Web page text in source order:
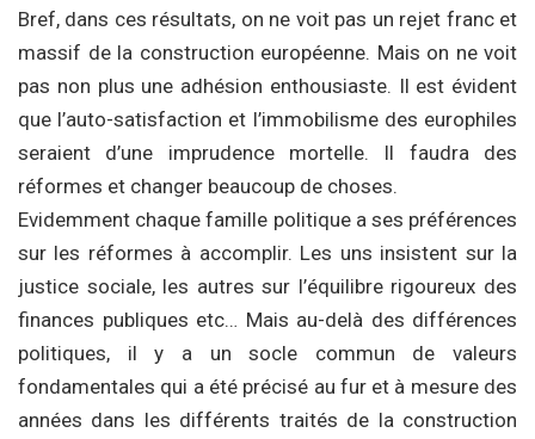
Bref, dans ces résultats, on ne voit pas un rejet franc et
massif de la construction européenne. Mais on ne voit
pas non plus une adhésion enthousiaste. Il est évident
que l’auto-satisfaction et l’immobilisme des europhiles
seraient d’une imprudence mortelle. Il faudra des
réformes et changer beaucoup de choses.
Evidemment chaque famille politique a ses préférences
sur les réformes à accomplir. Les uns insistent sur la
justice sociale, les autres sur l’équilibre rigoureux des
finances publiques etc… Mais au-delà des différences
politiques, il y a un socle commun de valeurs
fondamentales qui a été précisé au fur et à mesure des
années dans les différents traités de la construction